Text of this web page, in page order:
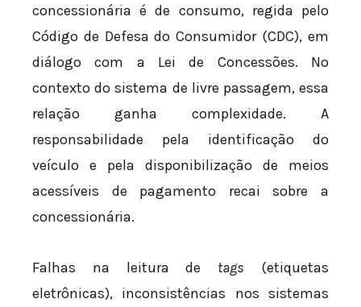
concessionária é de consumo, regida pelo
Código de Defesa do Consumidor (CDC), em
diálogo com a Lei de Concessões. No
contexto do sistema de livre passagem, essa
relação ganha complexidade. A
responsabilidade pela identificação do
veículo e pela disponibilização de meios
acessíveis de pagamento recai sobre a
concessionária.
Falhas na leitura de tags (etiquetas
eletrônicas), inconsistências nos sistemas